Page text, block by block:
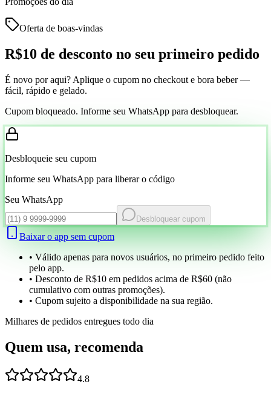
Oferta de boas-vindas
R$10 de desconto no seu primeiro pedido
É novo por aqui? Aplique o cupom no checkout e bora beber —
fácil, rápido e gelado.
Cupom bloqueado. Informe seu WhatsApp para desbloquear.
Desbloqueie seu cupom
Informe seu WhatsApp para liberar o código
Seu WhatsApp
Desbloquear cupom
Baixar o app sem cupom
• Válido apenas para novos usuários, no primeiro pedido feito
pelo app.
• Desconto de R$10 em pedidos acima de R$60 (não
cumulativo com outras promoções).
• Cupom sujeito a disponibilidade na sua região.
Milhares de pedidos entregues todo dia
Quem usa, recomenda
4.8